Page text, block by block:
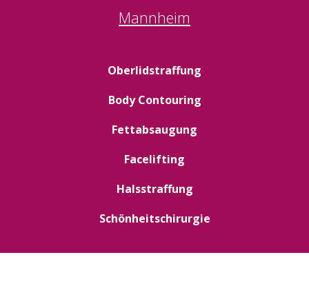
Mannheim
Oberlidstraffung
Body Contouring
Fettabsaugung
Facelifting
Halsstraffung
Schönheitschirurgie